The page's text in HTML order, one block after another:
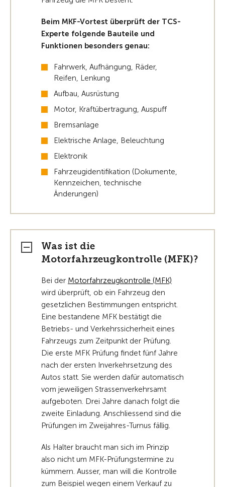
Beim MKF-Vortest überprüft der TCS-
Experte folgende Bauteile und
Funktionen besonders genau:
Fahrwerk, Aufhängung, Räder,
Reifen, Lenkung
Aufbau, Ausrüstung
Motor, Kraftübertragung, Auspuff
Bremsanlage
Elektrische Anlage, Beleuchtung
Elektronik
Fahrzeugidentifikation (Dokumente,
Kennzeichen, technische
Änderungen)
Was ist die
Motorfahrzeugkontrolle (MFK)?
Bei der Motorfahrzeugkontrolle (MFK)
wird überprüft, ob ein Fahrzeug den
gesetzlichen Bestimmungen entspricht.
Eine bestandene MFK bestätigt die
Betriebs- und Verkehrssicherheit eines
Fahrzeugs zum Zeitpunkt der Prüfung.
Die erste MFK Prüfung findet fünf Jahre
nach der ersten Inverkehrsetzung des
Autos statt. Sie werden dafür automatisch
vom jeweiligen Strassenverkehrsamt
aufgeboten. Drei Jahre danach folgt die
zweite Einladung. Anschliessend sind die
Prüfungen im Zweijahres-Turnus fällig.
Als Halter braucht man sich im Prinzip
also nicht um MFK-Prüfungstermine zu
kümmern. Ausser, man will die Kontrolle
zum Beispiel wegen einem Verkauf zu